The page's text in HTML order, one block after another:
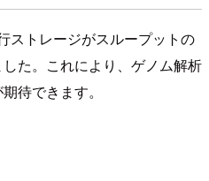
ストレージがスループットの
た。これにより、ゲノム解析
待できます。